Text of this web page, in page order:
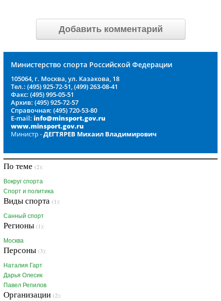
Добавить комментарий
Министерство спорта Российской Федерации
105064, г. Москва, ул. Казакова, 18
Тел.: (495) 925-72-51, (499) 263-08-41
Факс: (495) 995-05-51
Архив: (495) 925-72-57
Справочная: (495) 720-53-80
E-mail: info@minsport.gov.ru
www.minsport.gov.ru
Министр -ДЕГТЯРЕВ Михаил Владимирович
По теме (2):
Вокруг спорта
Спорт и политика
Виды спорта (1):
Санный спорт
Регионы (1):
Москва
Персоны (3):
Наталия Гарт
Дарья Олесик
Павел Репилов
Организации (2):